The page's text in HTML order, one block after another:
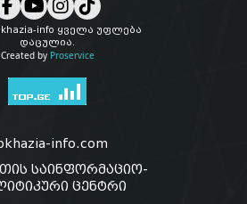
info ყველა უფლება
დაცულია.
Created by Proservice
info.com
საინფორმაციო-
ცენტრი